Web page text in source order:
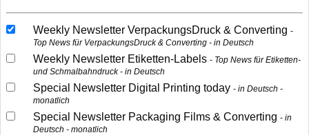
Weekly Newsletter VerpackungsDruck & Converting
Top News für VerpackungsDruck & Converting - in Deutsch
Weekly Newsletter Etiketten-Labels
Top News für Etiketten-
und Schmalbahndruck - in Deutsch
Special Newsletter Digital Printing today
in Deutsch -
monatlich
Special Newsletter Packaging Films & Converting
in
Deutsch - monatlich